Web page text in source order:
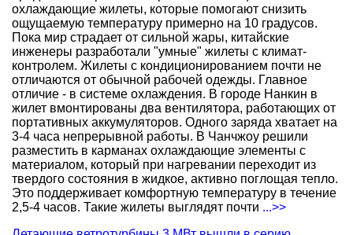
охлаждающие жилеты, которые помогают снизить
ощущаемую температуру примерно на 10 градусов.
Пока мир страдает от сильной жары, китайские
инженеры разработали "умные" жилеты с климат-
контролем. Жилеты с кондиционированием почти не
отличаются от обычной рабочей одежды. Главное
отличие - в системе охлаждения. В городе Нанкин в
жилет вмонтированы два вентилятора, работающих от
портативных аккумуляторов. Одного заряда хватает на
3-4 часа непрерывной работы. В Чанчжоу решили
разместить в карманах охлаждающие элементы с
материалом, который при нагревании переходит из
твердого состояния в жидкое, активно поглощая тепло.
Это поддерживает комфортную температуру в течение
2,5-4 часов. Такие жилеты выглядят почти ...>>